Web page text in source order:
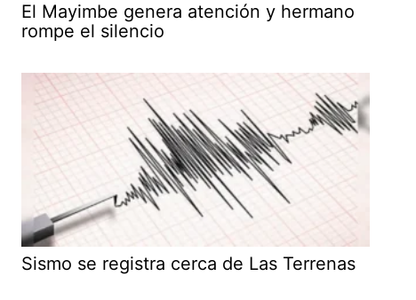
El Mayimbe genera atención y hermano
rompe el silencio
Sismo se registra cerca de Las Terrenas